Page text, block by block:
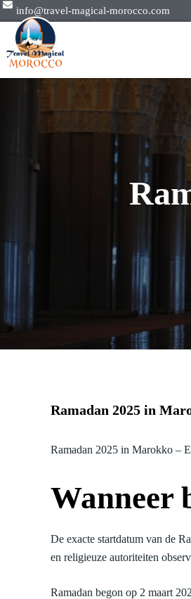
info@travel-magical-morocco.com
Ramadan 2025 in
Ramadan 2025 in Marokko –
Wanneer
De exacte startdatum van de
en religieuze autoriteiten
Ramadan begon op 2 maart